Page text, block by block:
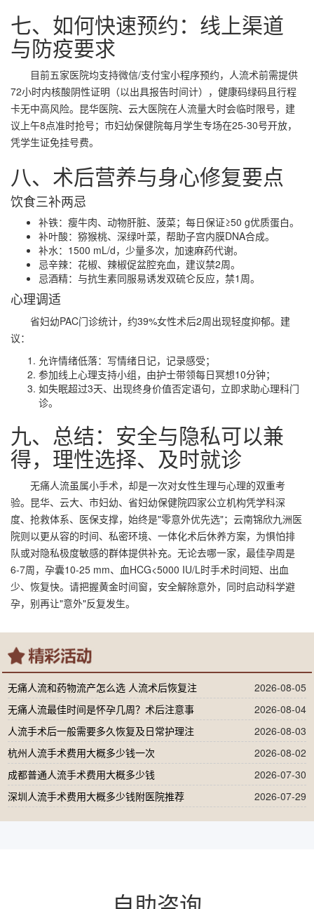
七、如何快速预约：线上渠道
与防疫要求
目前五家医院均支持微信/支付宝小程序预约，人流术前需提供
72小时内核酸阴性证明（以出具报告时间计），健康码绿码且行程
卡无中高风险。昆华医院、云大医院在人流量大时会临时限号，建
议上午8点准时抢号；市妇幼保健院每月学生专场在25-30号开放，
凭学生证免挂号费。
八、术后营养与身心修复要点
饮食三补两忌
补铁：瘦牛肉、动物肝脏、菠菜；每日保证≥50 g优质蛋白。
补叶酸：猕猴桃、深绿叶菜，帮助子宫内膜DNA合成。
补水：1500 mL/d，少量多次，加速麻药代谢。
忌辛辣：花椒、辣椒促盆腔充血，建议禁2周。
忌酒精：与抗生素同服易诱发双硫仑反应，禁1周。
心理调适
省妇幼PAC门诊统计，约39%女性术后2周出现轻度抑郁。建
议：
允许情绪低落：写情绪日记，记录感受；
参加线上心理支持小组，由护士带领每日冥想10分钟；
如失眠超过3天、出现终身价值否定语句，立即求助心理科门
诊。
九、总结：安全与隐私可以兼
得，理性选择、及时就诊
无痛人流虽属小手术，却是一次对女性生理与心理的双重考
验。昆华、云大、市妇幼、省妇幼保健院四家公立机构凭学科深
度、抢救体系、医保支撑，始终是"零意外优先选"；云南锦欣九洲医
院则以更从容的时间、私密环境、一体化术后休养方案，为惧怕排
队或对隐私极度敏感的群体提供补充。无论去哪一家， 最佳孕周是
6-7周，孕囊10-25 mm、血HCG<5000 IU/L时手术时间短、出血
少、恢复快。请把握黄金时间窗，安全解除意外，同时启动科学避
孕，别再让"意外"反复发生。
无痛人流和药物流产怎么选 人流术后恢复注
2026-08-05
无痛人流最佳时间是怀孕几周？术后注意事
2026-08-04
人流手术后一般需要多久恢复及日常护理注
2026-08-03
杭州人流手术费用大概多少钱一次
2026-08-02
成都普通人流手术费用大概多少钱
2026-07-30
深圳人流手术费用大概多少钱附医院推荐
2026-07-29